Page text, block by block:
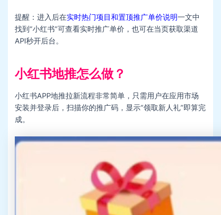
提醒：进入后在实时热门项目和置顶推广单价说明一文中
找到“小红书”可查看实时推广单价，也可在当页获取渠道
API秒开后台。
小红书地推怎么做？
小红书APP地推拉新流程非常简单，只需用户在应用市场
安装并登录后，扫描你的推广码，显示“领取新人礼”即算完
成。